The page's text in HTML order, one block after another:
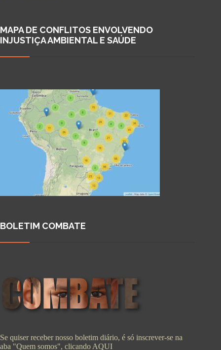
MAPA DE CONFLITOS ENVOLVENDO
INJUSTIÇA AMBIENTAL E SAÚDE
BOLETIM COMBATE
Se quiser receber nosso boletim diário, é só inscrever-se na
aba "Quem somos", clicando AQUI